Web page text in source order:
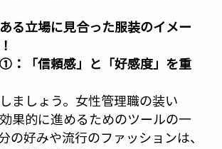
る立場に見合った服装のイメー
：「信頼感」と「好感度」を重
ましょう。女性管理職の装い
果的に進めるためのツールの一
の好みや流行のファッションは、